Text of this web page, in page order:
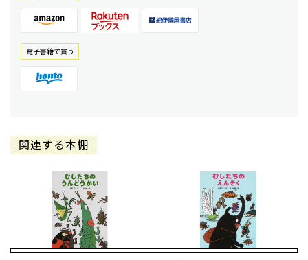
電⼦書籍で買う
関連する本棚